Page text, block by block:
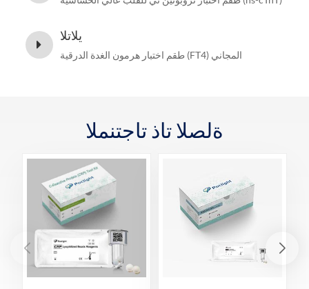
يلاتلا
طقم اختبار هرمون الغدة الدرقية (FT4) المجاني
ةلصلا تاذ تاجتنملا